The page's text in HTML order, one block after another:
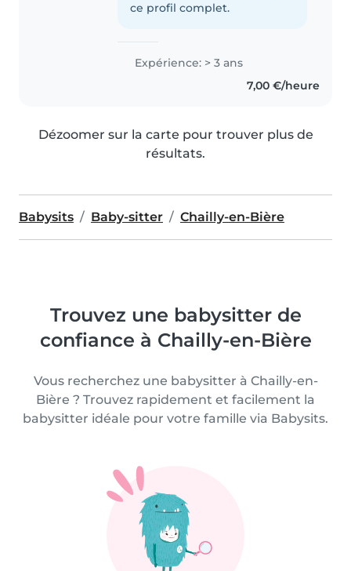
ce profil complet.
Expérience: > 3 ans
7,00 €/heure
Dézoomer sur la carte pour trouver plus de
résultats.
Babysits Baby-sitter Chailly-en-Bière
Trouvez une babysitter de
confiance à Chailly-en-Bière
Vous recherchez une babysitter à Chailly-en-
Bière ? Trouvez rapidement et facilement la
babysitter idéale pour votre famille via Babysits.